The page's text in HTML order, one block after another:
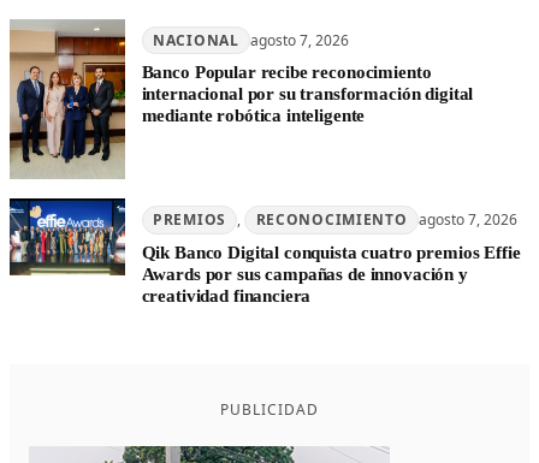
NACIONAL agosto 7, 2026
Banco Popular recibe reconocimiento
internacional por su transformación digital
mediante robótica inteligente
PREMIOS , RECONOCIMIENTO agosto 7, 2026
Qik Banco Digital conquista cuatro premios Effie
Awards por sus campañas de innovación y
creatividad financiera
PUBLICIDAD